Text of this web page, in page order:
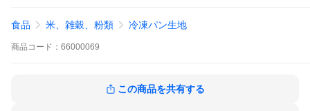
食品 米、雑穀、粉類 冷凍パン生地
商品 コード： 66000069
この商品を共有する